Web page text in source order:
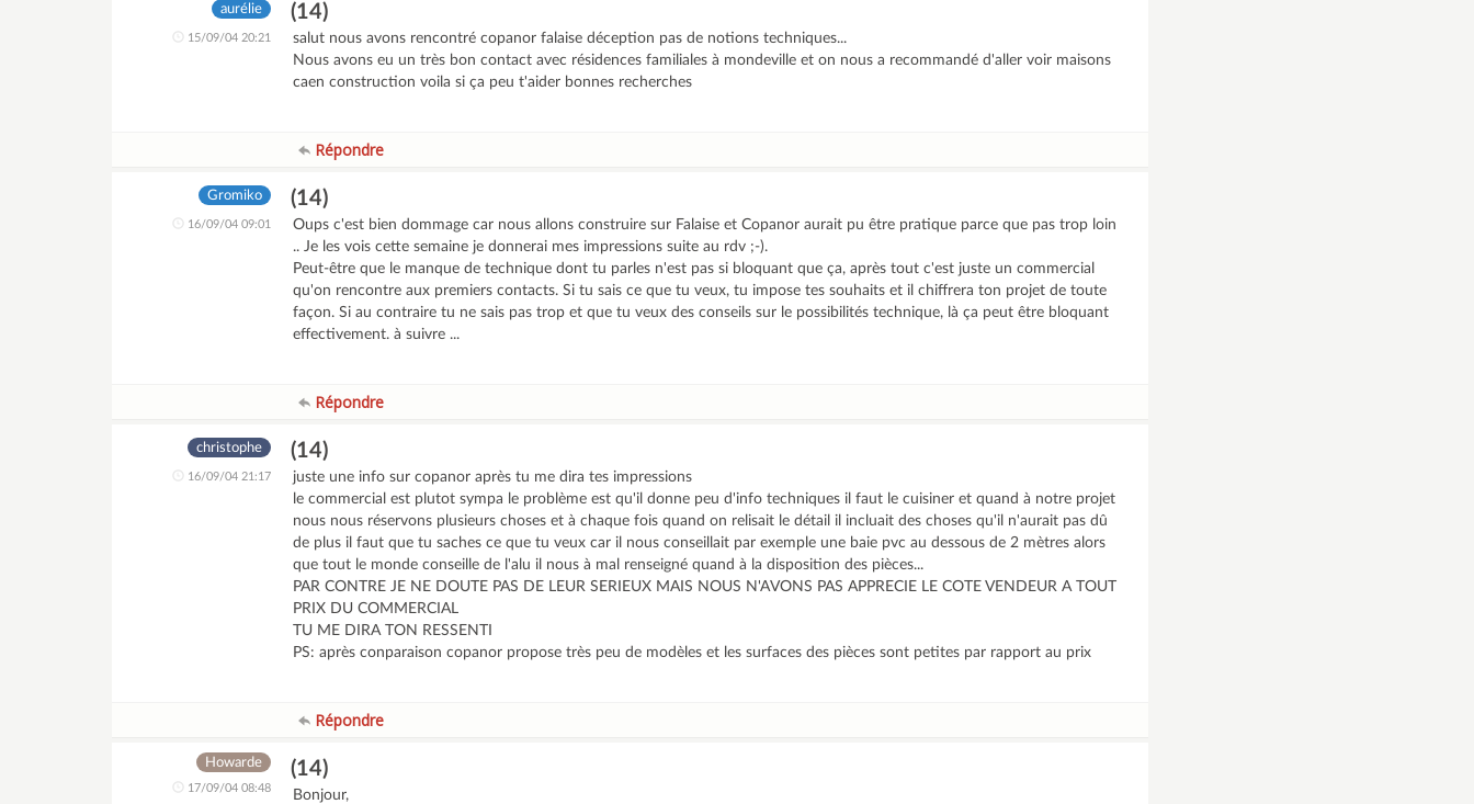
aurélie
15/09/04 20:21
(14)
salut nous avons rencontré copanor falaise déception pas de notions techniques...
Nous avons eu un très bon contact avec résidences familiales à mondeville et on nous a recommandé d'aller voir maisons
caen construction voila si ça peu t'aider bonnes recherches
Répondre
Gromiko
16/09/04 09:01
(14)
Oups c'est bien dommage car nous allons construire sur Falaise et Copanor aurait pu être pratique parce que pas trop loin
.. Je les vois cette semaine je donnerai mes impressions suite au rdv ;-).
Peut-être que le manque de technique dont tu parles n'est pas si bloquant que ça, après tout c'est juste un commercial
qu'on rencontre aux premiers contacts. Si tu sais ce que tu veux, tu impose tes souhaits et il chiffrera ton projet de toute
façon. Si au contraire tu ne sais pas trop et que tu veux des conseils sur le possibilités technique, là ça peut être bloquant
effectivement. à suivre ...
Répondre
christophe
16/09/04 21:17
(14)
juste une info sur copanor après tu me dira tes impressions
le commercial est plutot sympa le problème est qu'il donne peu d'info techniques il faut le cuisiner et quand à notre projet
nous nous réservons plusieurs choses et à chaque fois quand on relisait le détail il incluait des choses qu'il n'aurait pas dû
de plus il faut que tu saches ce que tu veux car il nous conseillait par exemple une baie pvc au dessous de 2 mètres alors
que tout le monde conseille de l'alu il nous à mal renseigné quand à la disposition des pièces...
PAR CONTRE JE NE DOUTE PAS DE LEUR SERIEUX MAIS NOUS N'AVONS PAS APPRECIE LE COTE VENDEUR A TOUT
PRIX DU COMMERCIAL
TU ME DIRA TON RESSENTI
PS: après conparaison copanor propose très peu de modèles et les surfaces des pièces sont petites par rapport au prix
Répondre
Howarde
17/09/04 08:48
(14)
Bonjour,